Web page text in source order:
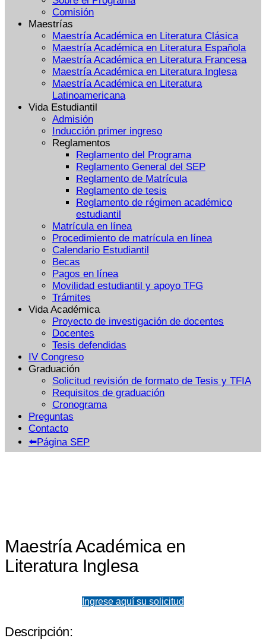
Comisión
Maestrías
Maestría Académica en Literatura Clásica
Maestría Académica en Literatura Española
Maestría Académica en Literatura Francesa
Maestría Académica en Literatura Inglesa
Maestría Académica en Literatura
Latinoamericana
Vida Estudiantil
Admisión
Inducción primer ingreso
Reglamentos
Reglamento del Programa
Reglamento General del SEP
Reglamento de Matrícula
Reglamento de tesis
Reglamento de régimen académico
estudiantil
Matrícula en línea
Procedimiento de matrícula en línea
Calendario Estudiantil
Becas
Pagos en línea
Movilidad estudiantil y apoyo TFG
Trámites
Vida Académica
Proyecto de investigación de docentes
Docentes
Tesis defendidas
IV Congreso
Graduación
Solicitud revisión de formato de Tesis y TFIA
Requisitos de graduación
Cronograma
Preguntas
Contacto
⬅️Página SEP
Maestría Académica en
Literatura Inglesa
Ingrese aquí su solicitud
Descripción: